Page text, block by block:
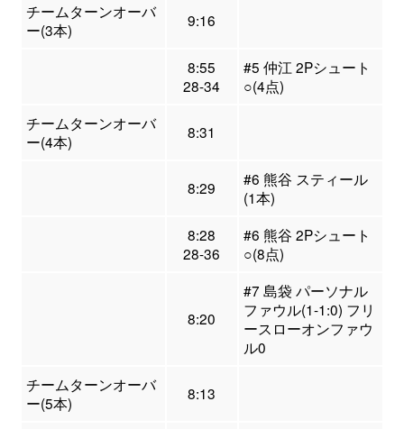
チームターンオーバ
ー(3本)
9:16
8:55
28-34
#5 仲江 2Pシュート
○(4点)
チームターンオーバ
ー(4本)
8:31
8:29
#6 熊谷 スティール
(1本)
8:28
28-36
#6 熊谷 2Pシュート
○(8点)
8:20
#7 島袋 パーソナル
ファウル(1-1:0) フリ
ースローオンファウ
ル0
チームターンオーバ
ー(5本)
8:13